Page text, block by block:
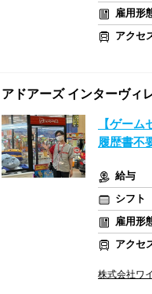
雇用形
アクセ
アドアーズ インターヴィ
【ゲー
履歴書不
給与
シフト
雇用形
アクセ
株式会社ワ